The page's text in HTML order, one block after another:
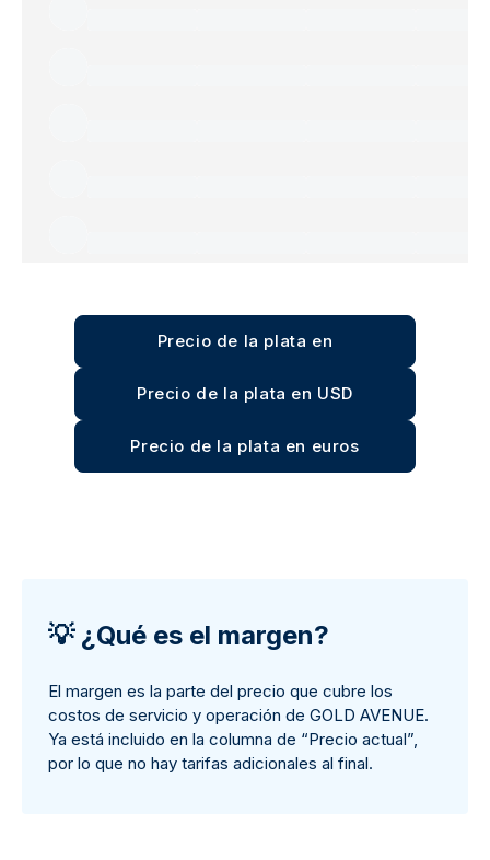
Precio de la plata en euros
Precio de la plata en USD
Precio de la plata en
💡 ¿Qué es el margen?
El margen es la parte del precio que cubre los
costos de servicio y operación de GOLD AVENUE.
Ya está incluido en la columna de “Precio actual”,
por lo que no hay tarifas adicionales al final.